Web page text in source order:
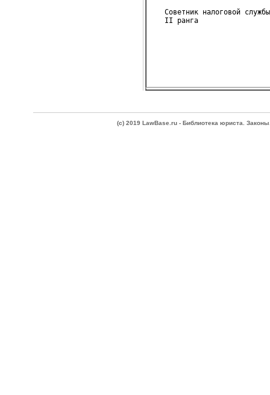
Советник налоговой службы
(c) 2019 LawBase.ru - Библиотека юриста.